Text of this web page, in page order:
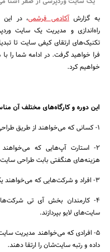
به گزارشآکادمی فرشمی، در این
راه‌اندازی و مدیریت یک سایت
تکنیک‌های ارتقای کیفی سایت تا
فرا خواهید گرفت. در ادامه شما را
خواهیم کرد.
این دوره و کارگاه‌های مختلف آن
۱- کسانی که می‌خواهند از طریق طراحی سایت به کسب درآمد بپردازند.
۲- استارت آپ‌هایی که می‌خواهند
هزینه‌های هنگفتی بابت طراحی سایت
۳- افراد و شرکت‌هایی که می‌خواهند یک فروشگاه آنلاین راه‌اندازی کنند.
۴- کارمندان بخش آی تی
سایت‌های لایو بپردازند.
۵- افرادی که می‌خواهند مدیریت
داده و رتبه سایت‌شان را ارتقا دهند.